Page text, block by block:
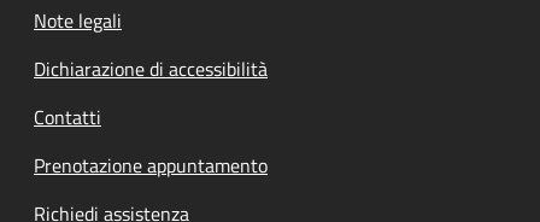
Note legali
Dichiarazione di accessibilità
Contatti
Prenotazione appuntamento
Richiedi assistenza